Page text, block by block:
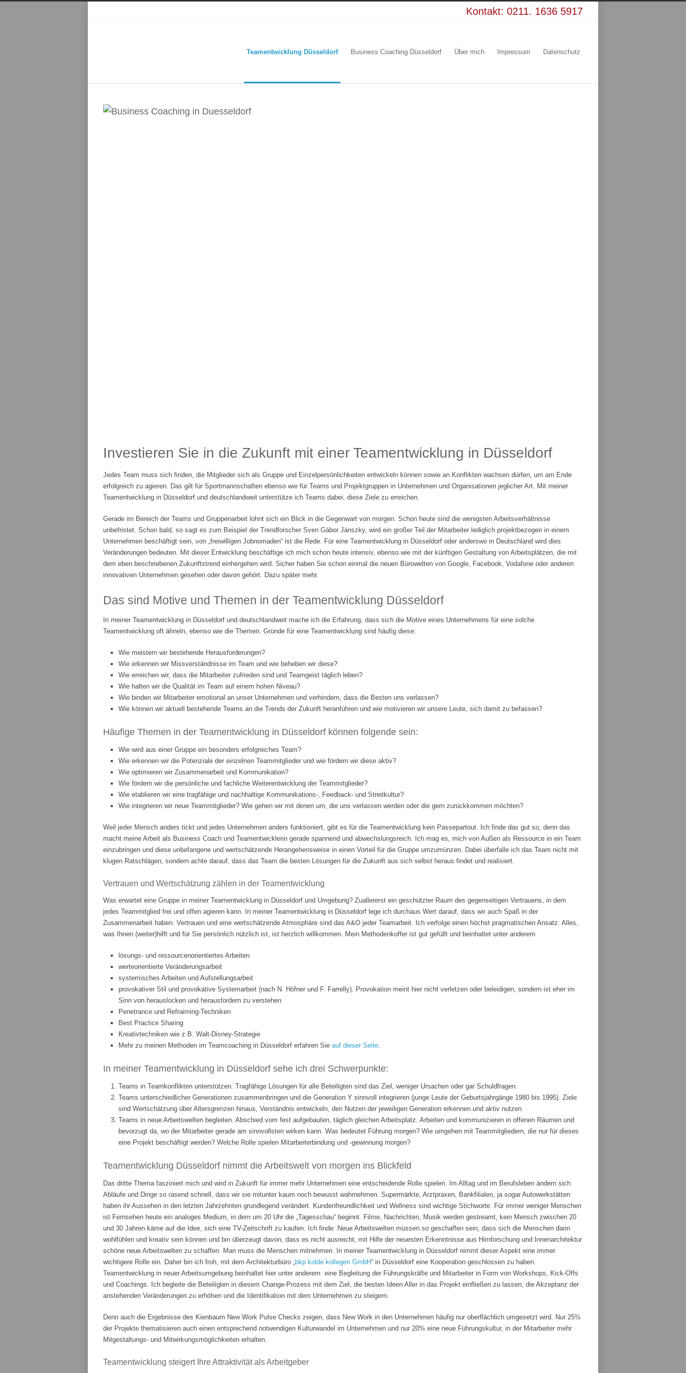
Kontakt: 0211. 1636 5917
Teamentwicklung Düsseldorf Business Coaching Düsseldorf Über mich Impressum Datenschutz
Investieren Sie in die Zukunft mit einer Teamentwicklung in Düsseldorf
Jedes Team muss sich finden, die Mitglieder sich als Gruppe und Einzelpersönlichkeiten entwickeln können sowie an Konflikten wachsen dürfen, um am Ende
erfolgreich zu agieren. Das gilt für Sportmannschaften ebenso wie für Teams und Projektgruppen in Unternehmen und Organisationen jeglicher Art. Mit meiner
Teamentwicklung in Düsseldorf und deutschlandweit unterstütze ich Teams dabei, diese Ziele zu erreichen.
Gerade im Bereich der Teams und Gruppenarbeit lohnt sich ein Blick in die Gegenwart von morgen: Schon heute sind die wenigsten Arbeitsverhältnisse
unbefristet. Schon bald, so sagt es zum Beispiel der Trendforscher Sven Gábor Jánszky, wird ein großer Teil der Mitarbeiter lediglich projektbezogen in einem
Unternehmen beschäftigt sein, von „freiwilligen Jobnomaden“ ist die Rede. Für eine Teamentwicklung in Düsseldorf oder anderswo in Deutschland wird dies
Veränderungen bedeuten. Mit dieser Entwicklung beschäftige ich mich schon heute intensiv, ebenso wie mit der künftigen Gestaltung von Arbeitsplätzen, die mit
dem eben beschriebenen Zukunftstrend einhergehen wird. Sicher haben Sie schon einmal die neuen Bürowelten von Google, Facebook, Vodafone oder anderen
innovativen Unternehmen gesehen oder davon gehört. Dazu später mehr.
Das sind Motive und Themen in der Teamentwicklung Düsseldorf
In meiner Teamentwicklung in Düsseldorf und deutschlandweit mache ich die Erfahrung, dass sich die Motive eines Unternehmens für eine solche
Teamentwicklung oft ähneln, ebenso wie die Themen. Gründe für eine Teamentwicklung sind häufig diese:
Wie meistern wir bestehende Herausforderungen?
Wie erkennen wir Missverständnisse im Team und wie beheben wir diese?
Wie erreichen wir, dass die Mitarbeiter zufrieden sind und Teamgeist täglich leben?
Wie halten wir die Qualität im Team auf einem hohen Niveau?
Wie binden wir Mitarbeiter emotional an unser Unternehmen und verhindern, dass die Besten uns verlassen?
Wie können wir aktuell bestehende Teams an die Trends der Zukunft heranführen und wie motivieren wir unsere Leute, sich damit zu befassen?
Häufige Themen in der Teamentwicklung in Düsseldorf können folgende sein:
Wie wird aus einer Gruppe ein besonders erfolgreiches Team?
Wie erkennen wir die Potenziale der einzelnen Teammitglieder und wie fördern wir diese aktiv?
Wie optimieren wir Zusammenarbeit und Kommunikation?
Wie fördern wir die persönliche und fachliche Weiterentwicklung der Teammitglieder?
Wie etablieren wir eine tragfähige und nachhaltige Kommunikations-, Feedback- und Streitkultur?
Wie integrieren wir neue Teammitglieder? Wie gehen wir mit denen um, die uns verlassen werden oder die gern zurückkommen möchten?
Weil jeder Mensch anders tickt und jedes Unternehmen anders funktioniert, gibt es für die Teamentwicklung kein Passepartout. Ich finde das gut so, denn das
macht meine Arbeit als Business Coach und Teamentwicklerin gerade spannend und abwechslungsreich. Ich mag es, mich von Außen als Ressource in ein Team
einzubringen und diese unbefangene und wertschätzende Herangehensweise in einen Vorteil für die Gruppe umzumünzen. Dabei überfalle ich das Team nicht mit
klugen Ratschlägen, sondern achte darauf, dass das Team die besten Lösungen für die Zukunft aus sich selbst heraus findet und realisiert.
Vertrauen und Wertschätzung zählen in der Teamentwicklung
Was erwartet eine Gruppe in meiner Teamentwicklung in Düsseldorf und Umgebung? Zuallererst ein geschützter Raum des gegenseitigen Vertrauens, in dem
jedes Teammitglied frei und offen agieren kann. In meiner Teamentwicklung in Düsseldorf lege ich durchaus Wert darauf, dass wir auch Spaß in der
Zusammenarbeit haben. Vertrauen und eine wertschätzende Atmosphäre sind das A&O jeder Teamarbeit. Ich verfolge einen höchst pragmatischen Ansatz: Alles,
was Ihnen (weiter)hilft und für Sie persönlich nützlich ist, ist herzlich willkommen. Mein Methodenkoffer ist gut gefüllt und beinhaltet unter anderem
lösungs- und ressourcenorientiertes Arbeiten
werteorientierte Veränderungsarbeit
systemisches Arbeiten und Aufstellungsarbeit
provokativer Stil und provokative Systemarbeit (nach N. Höfner und F. Farrelly). Provokation meint hier nicht verletzen oder beleidigen, sondern ist eher im
Sinn von herauslocken und herausfordern zu verstehen
Penetrance und Refraiming-Techniken
Best Practice Sharing
Kreativtechniken wie z.B. Walt-Disney-Strategie
Mehr zu meinen Methoden im Teamcoaching in Düsseldorf erfahren Sie auf dieser Seite.
In meiner Teamentwicklung in Düsseldorf sehe ich drei Schwerpunkte:
Teams in Teamkonflikten unterstützen. Tragfähige Lösungen für alle Beteiligten sind das Ziel, weniger Ursachen oder gar Schuldfragen.
Teams unterschiedlicher Generationen zusammenbringen und die Generation Y sinnvoll integrieren (junge Leute der Geburtsjahrgänge 1980 bis 1995). Ziele
sind Wertschätzung über Altersgrenzen hinaus, Verständnis entwickeln, den Nutzen der jeweiligen Generation erkennen und aktiv nutzen
Teams in neue Arbeitswelten begleiten. Abschied vom fest aufgebauten, täglich gleichen Arbeitsplatz. Arbeiten und kommunizieren in offenen Räumen und
bevorzugt da, wo der Mitarbeiter gerade am sinnvollsten wirken kann. Was bedeutet Führung morgen? Wie umgehen mit Teammitgliedern, die nur für dieses
eine Projekt beschäftigt werden? Welche Rolle spielen Mitarbeiterbindung und -gewinnung morgen?
Teamentwicklung Düsseldorf nimmt die Arbeitswelt von morgen ins Blickfeld
Das dritte Thema fasziniert mich und wird in Zukunft für immer mehr Unternehmen eine entscheidende Rolle spielen. Im Alltag und im Berufsleben ändern sich
Abläufe und Dinge so rasend schnell, dass wir sie mitunter kaum noch bewusst wahrnehmen. Supermärkte, Arztpraxen, Bankfilialen, ja sogar Autowerkstätten
haben ihr Aussehen in den letzten Jahrzehnten grundlegend verändert. Kundenfreundlichkeit und Wellness sind wichtige Stichworte. Für immer weniger Menschen
ist Fernsehen heute ein analoges Medium, in dem um 20 Uhr die „Tagesschau“ beginnt. Filme, Nachrichten, Musik werden gestreamt, kein Mensch zwischen 20
und 30 Jahren käme auf die Idee, sich eine TV-Zeitschrift zu kaufen. Ich finde: Neue Arbeitswelten müssen so geschaffen sein, dass sich die Menschen darin
wohlfühlen und kreativ sein können und bin überzeugt davon, dass es nicht ausreicht, mit Hilfe der neuesten Erkenntnisse aus Hirnforschung und Innenarchitektur
schöne neue Arbeitswelten zu schaffen. Man muss die Menschen mitnehmen. In meiner Teamentwicklung in Düsseldorf nimmt dieser Aspekt eine immer
wichtigere Rolle ein. Daher bin ich froh, mit dem Architekturbüro „bkp kolde kollegen GmbH“ in Düsseldorf eine Kooperation geschlossen zu haben.
Teamentwicklung in neuer Arbeitsumgebung beinhaltet hier unter anderem eine Begleitung der Führungskräfte und Mitarbeiter in Form von Workshops, Kick-Offs
und Coachings. Ich begleite die Beteiligten in diesem Change-Prozess mit dem Ziel, die besten Ideen Aller in das Projekt einfließen zu lassen, die Akzeptanz der
anstehenden Veränderungen zu erhöhen und die Identifikation mit dem Unternehmen zu steigern.
Denn auch die Ergebnisse des Kienbaum New Work Pulse Checks zeigen, dass New Work in den Unternehmen häufig nur oberflächlich umgesetzt wird. Nur 25%
der Projekte thematisieren auch einen entsprechend notwendigen Kulturwandel im Unternehmen und nur 20% eine neue Führungskultur, in der Mitarbeiter mehr
Mitgestaltungs- und Mitwirkungsmöglichkeiten erhalten.
Teamentwicklung steigert Ihre Attraktivität als Arbeitgeber